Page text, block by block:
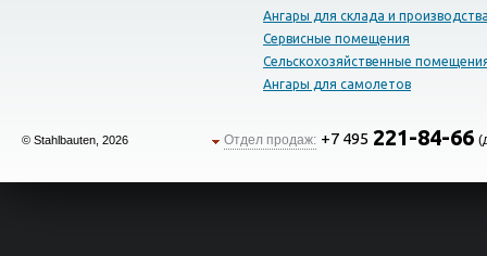
Ангары для склада и
Сервисные помещения
Сельскохозяйственные
Ангары для самолетов
© Stahlbauten, 2026 Отдел продаж: +7 495 221-84-66